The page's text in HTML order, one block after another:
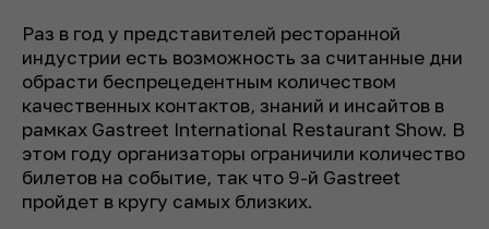
Раз в год у представителей ресторанной
индустрии есть возможность за считанные дни
обрасти беспрецедентным количеством
качественных контактов, знаний и инсайтов в
рамках Gastreet International Restaurant Show. В
этом году организаторы ограничили количество
билетов на событие, так что 9-й Gastreet
пройдет в кругу самых близких.